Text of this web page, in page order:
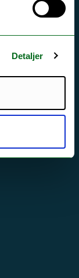
Detaljer